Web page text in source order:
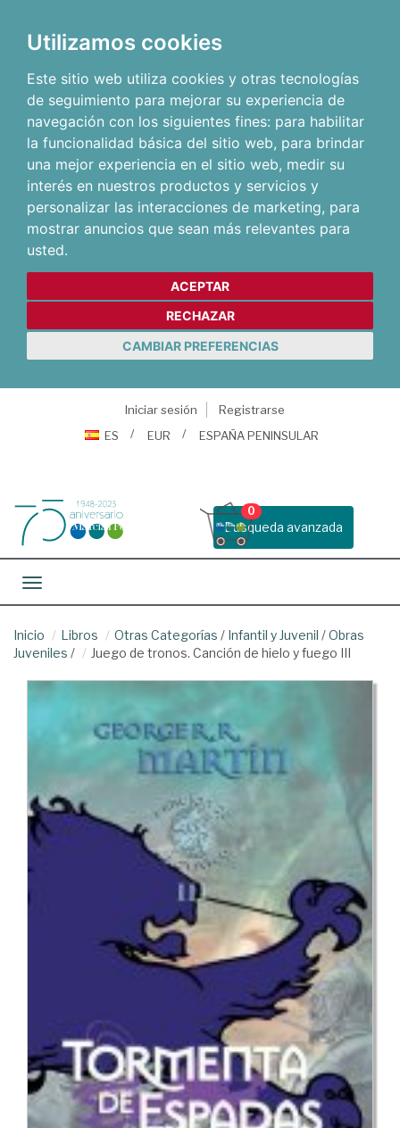
Utilizamos cookies
Este sitio web utiliza cookies y otras tecnologías
de seguimiento para mejorar su experiencia de
navegación con los siguientes fines: para habilitar
la funcionalidad básica del sitio web, para brindar
una mejor experiencia en el sitio web, medir su
interés en nuestros productos y servicios y
personalizar las interacciones de marketing, para
mostrar anuncios que sean más relevantes para
usted.
ACEPTAR
RECHAZAR
CAMBIAR PREFERENCIAS
Iniciar sesión
Registrarse
ES
EUR ESPAÑA PENINSULAR
Busqueda avanzada
0
Toggle navigation
Inicio Libros Otras Categorías / Infantil y Juvenil /Obras
Juveniles / Juego de tronos. Canción de hielo y fuego III